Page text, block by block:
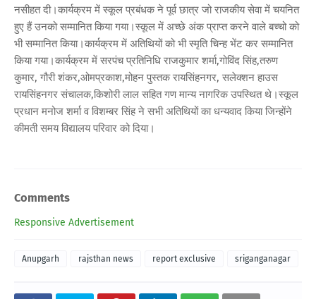
नसीहत दी।कार्यक्रम में स्कूल प्रबंधक ने पूर्व छात्र जो राजकीय सेवा में चयनित
हुए हैं उनको सम्मानित किया गया।स्कूल में अच्छे अंक प्राप्त करने वाले बच्चो को
भी सम्मानित किया।कार्यक्रम में अतिथियों को भी स्मृति चिन्ह भेंट कर सम्मानित
किया गया।कार्यक्रम में सरपंच प्रतिनिधि राजकुमार शर्मा,गोविंद सिंह,तरुण
कुमार, गौरी शंकर,ओमप्रकाश,मोहन पुस्तक रायसिंहनगर, सलेक्शन हाउस
रायसिंहनगर संचालक,किशोरी लाल सहित गण मान्य नागरिक उपस्थित थे।स्कूल
प्रधान मनोज शर्मा व विशम्बर सिंह ने सभी अतिथियों का धन्यवाद किया जिन्होंने
कीमती समय विद्यालय परिवार को दिया।
Comments
Responsive Advertisement
Anupgarh rajsthan news report exclusive sriganganagar